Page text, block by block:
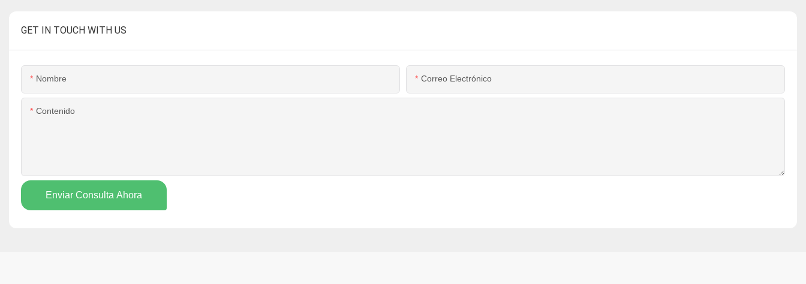
GET IN TOUCH WITH US
Nombre Correo Electrónico
Contenido
Enviar Consulta Ahora